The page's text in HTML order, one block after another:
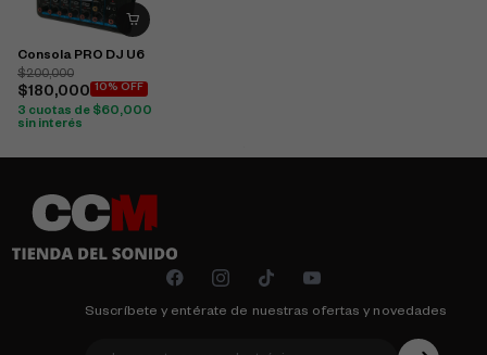
Consola PRO DJ U6
$200,000
$180,000 10% OFF
3 cuotas de $60,000
sin interés
Suscríbete y entérate de nuestras ofertas y novedades